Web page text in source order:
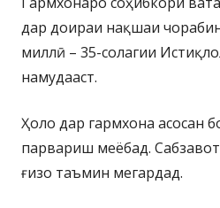
дар доираи нақшаи
миллӣ – 35-солагии
намудааст.
Ҳоло дар гармхона асосан
парвариш меёбад.
ғизо таъмин мегардад.